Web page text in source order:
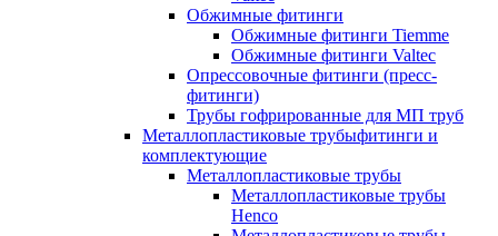
Обжимные фитинги
Обжимные фитинги Tiemme
Обжимные фитинги Valtec
Опрессовочные фитинги (пресс-
фитинги)
Трубы гофрированные для МП труб
Металлопластиковые трубыфитинги и
комплектующие
Металлопластиковые трубы
Металлопластиковые трубы
Henco